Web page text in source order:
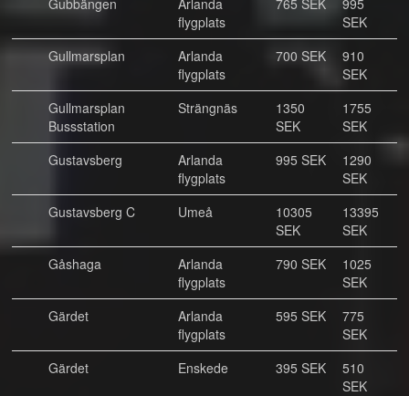
Gubbängen
Arlanda
flygplats
765 SEK
995
SEK
Gullmarsplan
Arlanda
flygplats
700 SEK
910
SEK
Gullmarsplan
Bussstation
Strängnäs
1350
SEK
1755
SEK
Gustavsberg
Arlanda
flygplats
995 SEK
1290
SEK
Gustavsberg C
Umeå
10305
SEK
13395
SEK
Gåshaga
Arlanda
flygplats
790 SEK
1025
SEK
Gärdet
Arlanda
flygplats
595 SEK
775
SEK
Gärdet
Enskede 395 SEK
510
SEK